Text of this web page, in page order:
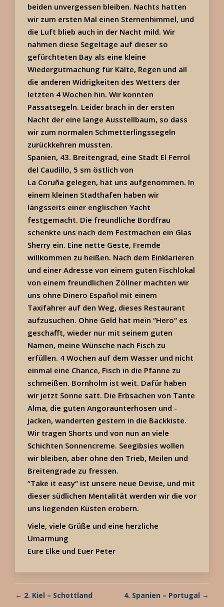
beiden unvergessen bleiben. Nachts hatten
wir zum ersten Mal einen Sternenhimmel, und
die Luft blieb auch in der Nacht mild. Wir
nahmen diese Segeltage auf dieser so
gefürchteten Bay als eine kleine
Wiedergutmachung für Kälte, Regen und all
die anderen Widrigkeiten des Wetters der
letzten 4 Wochen hin. Wir konnten
Passatsegeln. Leider brach in der ersten
Nacht der eine lange Ausstellbaum, so dass
wir zum normalen Schmetterlingssegeln
zurückkehren mussten.
Spanien, 43. Breitengrad, eine Stadt El Ferrol
del Caudillo, 5 sm östlich von
La Coruña gelegen, hat uns aufgenommen. In
einem kleinen Stadthafen haben wir
längsseits einer englischen Yacht
festgemacht. Die freundliche Bordfrau
schenkte uns nach dem Festmachen ein Glas
Sherry ein. Eine nette Geste, Fremde
willkommen zu heißen. Nach dem Einklarieren
und einer Adresse von einem guten Fischlokal
von einem freundlichen Zöllner machten wir
uns ohne Dinero Español mit einem
Taxifahrer auf den Weg, dieses Restaurant
aufzusuchen. Ohne Geld hat mein “Hero“ es
geschafft, wieder nur mit seinem guten
Namen, meine Wünsche nach Fisch zu
erfüllen. 4 Wochen auf dem Wasser und nicht
einmal eine Chance, Fisch in die Pfanne zu
schmeißen. Bornholm ist weit. Dafür haben
wir jetzt Sonne satt. Die Erbsachen von Tante
Alma, die guten Angoraunterhosen und -
jacken, wanderten gestern in die Backkiste.
Wir tragen Shorts und von nun an viele
Schichten Sonnencreme. Seegibsies wollen
wir bleiben, aber ohne den Trieb, Meilen und
Breitengrade zu fressen.
“Take it easy“ ist unsere neue Devise, und mit
dieser südlichen Mentalität werden wir die vor
uns liegenden Küsten erobern.
Viele, viele Grüße und eine herzliche
Umarmung
Eure Elke und Euer Peter
← 2. Kiel – Schottland 4. Spanien – Portugal →